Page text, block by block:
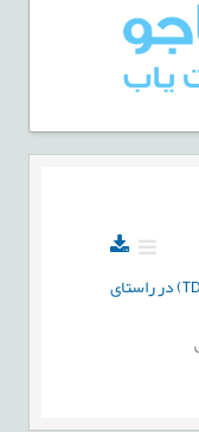
تبیین کارکرد روش انتقال حق توسعه (TDR) در راستای